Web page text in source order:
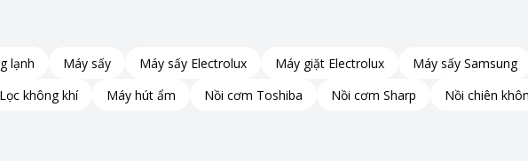
lạnh Máy sấy Máy sấy Electrolux Máy giặt Electrolux Máy sấy Samsung
Lọc không khí Máy hút ẩm Nồi cơm Toshiba Nồi cơm Sharp Nồi chiên